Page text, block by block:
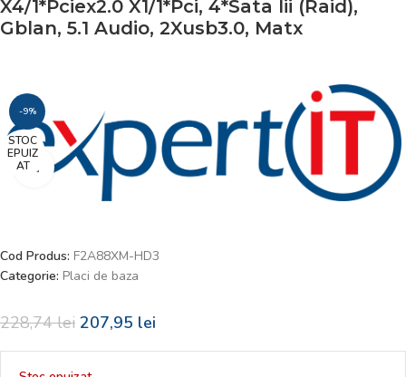
X4/1*Pciex2.0 X1/1*Pci, 4*Sata Iii (Raid),
Gblan, 5.1 Audio, 2Xusb3.0, Matx
-9%
STOC
EPUIZ
AT
Faceți click pentru a mări
Cod Produs: F2A88XM-HD3
Categorie: Placi de baza
228,74lei 207,95 lei